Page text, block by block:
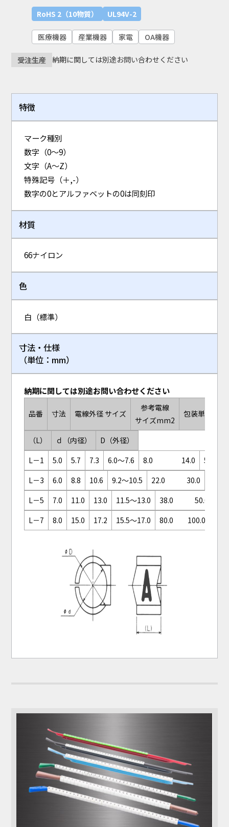
RoHS 2（10物質） UL94V-2
医療機器 産業機器 家電 OA機器
受注生産 納期に関しては別途お問い合わせください
特徴
マーク種別
数字（0～9）
文字（A～Z）
特殊記号（＋,-）
数字の0とアルファベットの0は同刻印
材質
66ナイロン
色
白（標準）
寸法・仕様
（単位：mm）
納期に関しては別途お問い合わせください
品番 寸法 電線外径 サイズ
参考電線
サイズmm2
包装単位
（L） ｄ（内径）
D（外径）
L－1
5.0 5.7 7.3 6.0～7.6 8.0 14.0
50ヶ/袋
L－3
6.0 8.8 10.6 9.2～10.5
22.0 30.0
L－5
7.0 11.0 13.0 11.5～13.0
38.0 50.0
L－7
8.0 15.0 17.2 15.5～17.0 80.0 100.0